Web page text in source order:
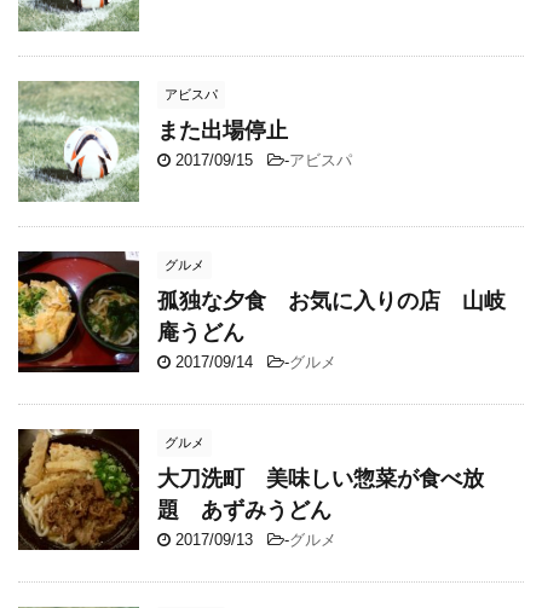
アビスパ
また出場停止
2017/09/15 -アビスパ
グルメ
孤独な夕食 お気に入りの店 山岐
庵うどん
2017/09/14 -グルメ
グルメ
大刀洗町 美味しい惣菜が食べ放
題 あずみうどん
2017/09/13 -グルメ